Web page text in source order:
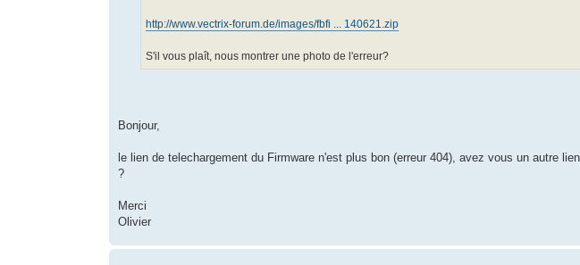
http://www.vectrix-forum.de/images/fbfi ... 140621.zip
S'il vous plaît, nous montrer une photo de l'erreur?
Bonjour,
le lien de telechargement du Firmware n'est plus bon (erreur 404), avez vous un autre
?
Merci
Olivier